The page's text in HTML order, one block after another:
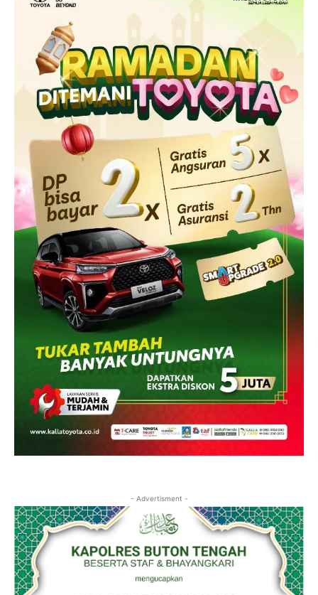
- Advertisment -